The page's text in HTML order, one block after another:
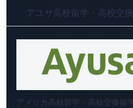
アユサ高校留学・高校交
アメリカ高校留学・高校交換留